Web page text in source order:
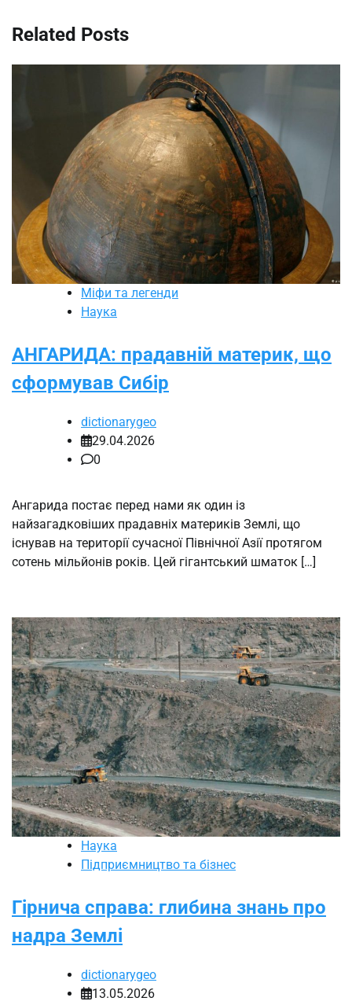
Related Posts
Міфи та легенди
Наука
АНГАРИДА: прадавній материк, що
сформував Сибір
dictionarygeo
29.04.2026
0
Ангарида постає перед нами як один із
найзагадковіших прадавніх материків Землі, що
існував на території сучасної Північної Азії протягом
сотень мільйонів років. Цей гігантський шматок […]
Наука
Підприємництво та бізнес
Гірнича справа: глибина знань про
надра Землі
dictionarygeo
13.05.2026